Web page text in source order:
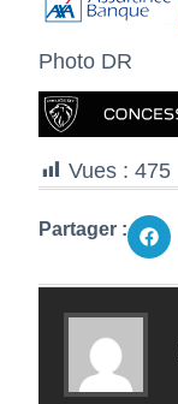
Photo DR
Vues : 475
Partager :